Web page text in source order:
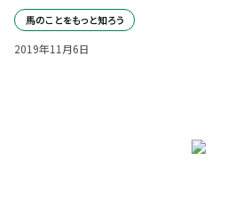
馬のことをもっと知ろう
2019年11 月6日